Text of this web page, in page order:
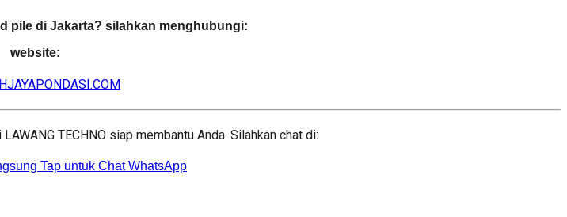
pile di Jakarta? silahkan menghubungi:
website:
TECHNO siap membantu Anda. Silahkan chat di:
Tap untuk Chat WhatsApp